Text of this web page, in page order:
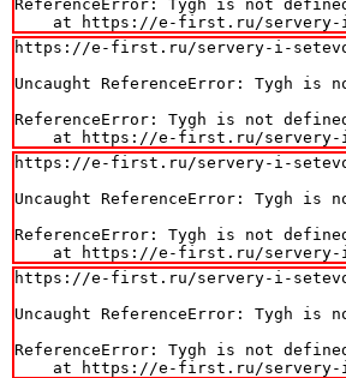
ReferenceError: Tygh is not
at https://e-first.ru/
https://e-first.ru/servery-i-setevoe-
Uncaught ReferenceError: Tygh is
ReferenceError: Tygh is not
at https://e-first.ru/
https://e-first.ru/servery-i-setevoe-
Uncaught ReferenceError: Tygh is
ReferenceError: Tygh is not
at https://e-first.ru/
https://e-first.ru/servery-i-setevoe-
Uncaught ReferenceError: Tygh is
ReferenceError: Tygh is not
at https://e-first.ru/